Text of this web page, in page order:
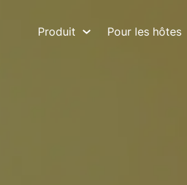
Produit Pour les hôtes